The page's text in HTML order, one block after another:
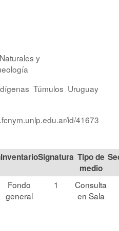
y
Túmulos Uruguay
id/41673
Signatura Tipo de
medio
Fondo
general
1
Consulta
en Sala